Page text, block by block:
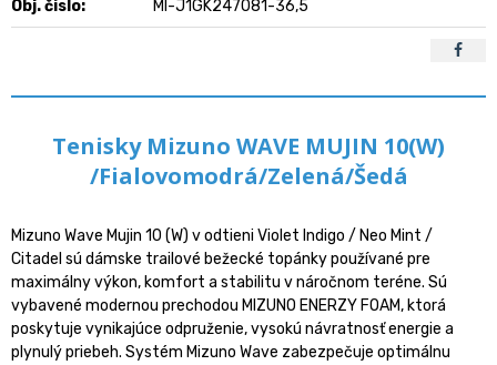
Obj. čislo: MI-J1GK247081-36,5
Tenisky Mizuno WAVE MUJIN 10(W)
/Fialovomodrá/Zelená/Šedá
Mizuno Wave Mujin 10 (W) v odtieni Violet Indigo / Neo Mint /
Citadel sú dámske trailové bežecké topánky používané pre
maximálny výkon, komfort a stabilitu v náročnom teréne. Sú
vybavené modernou prechodou MIZUNO ENERZY FOAM, ktorá
poskytuje vynikajúce odpruženie, vysokú návratnosť energie a
plynulý priebeh. Systém Mizuno Wave zabezpečuje optimálnu